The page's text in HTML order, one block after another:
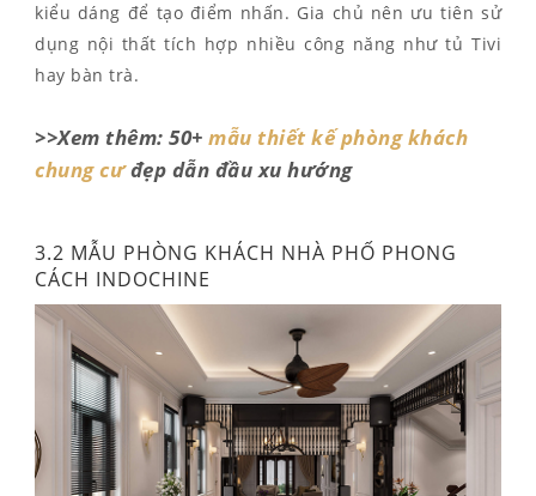
kiểu dáng để tạo điểm nhấn. Gia chủ nên ưu tiên sử
dụng nội thất tích hợp nhiều công năng như tủ Tivi
hay bàn trà.
>>Xem thêm: 50+ mẫu thiết kế phòng khách
chung cưđẹp dẫn đầu xu hướng
3.2 MẪU PHÒNG KHÁCH NHÀ PHỐ PHONG
CÁCH INDOCHINE